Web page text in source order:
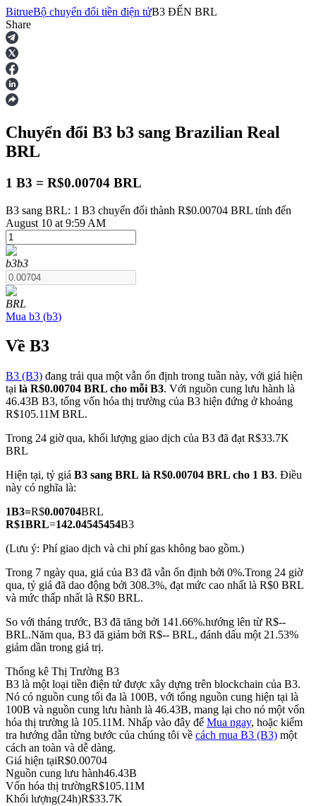
Hợp đồng tương lai
USDT Futures
COIN-M Futures
Futures sử dụng token làm tài sản thế chấp
Phái sinh cổ phiếu, ngoại hối, kim loại quý và hàng hóa
USDC Futures vĩnh cửu
Futures sử dụng USDC làm tài sản thế chấp
Sao chép Giao dịch
BitrueBộ chuyển đổi tiền điện tửB3 ĐẾN BRL
Share
Chuyển đổi B3 b3 sang Brazilian Real
BRL
1 B3 = R$0.00704 BRL
B3 sang BRL: 1 B3 chuyển đổi thành R$0.00704 BRL tính đến
August 10 at 9:59 AM
b3b3
BRL
Mua b3 (b3)
Về B3
B3 (B3) đang trải qua một vẫn ổn định trong tuần này, với giá hiện
tại là R$0.00704 BRL cho mỗi B3. Với nguồn cung lưu hành là
46.43B B3, tổng vốn hóa thị trường của B3 hiện đứng ở khoảng
R$105.11M BRL.
Trong 24 giờ qua, khối lượng giao dịch của B3 đã đạt R$33.7K
BRL
Hiện tại, tỷ giá B3 sang BRL là R$0.00704 BRL cho 1 B3. Điều
này có nghĩa là:
1B3=R$0.00704BRL
R$1BRL=142.04545454B3
(Lưu ý: Phí giao dịch và chi phí gas không bao gồm.)
Trong 7 ngày qua, giá của B3 đã vẫn ổn định bởi 0%.Trong 24 giờ
qua, tỷ giá đã dao động bởi 308.3%, đạt mức cao nhất là R$0 BRL
và mức thấp nhất là R$0 BRL.
So với tháng trước, B3 đã tăng bởi 141.66%.hướng lên từ R$--
BRL.Năm qua, B3 đã giảm bởi R$-- BRL, đánh dấu một 21.53%
giảm dần trong giá trị.
Thống kê Thị Trường B3
B3 là một loại tiền điện tử được xây dựng trên blockchain của B3.
Nó có nguồn cung tối đa là 100B, với tổng nguồn cung hiện tại là
100B và nguồn cung lưu hành là 46.43B, mang lại cho nó một vốn
hóa thị trường là 105.11M. Nhấp vào đây để Mua ngay, hoặc kiểm
tra hướng dẫn từng bước của chúng tôi về cách mua B3 (B3) một
cách an toàn và dễ dàng.
Giá hiện tạiR$0.00704
Nguồn cung lưu hành46.43B
Vốn hóa thị trườngR$105.11M
Khối lượng(24h)R$33.7K